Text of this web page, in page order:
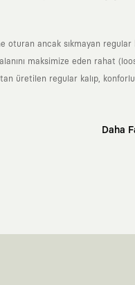
oturan ancak sıkmayan
maksimize eden rahat
üretilen regular kalıp,
Daha